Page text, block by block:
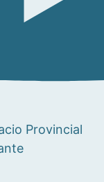
Provincial